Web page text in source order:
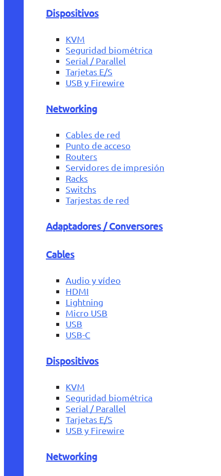
Dispositivos
KVM
Seguridad biométrica
Serial / Parallel
Tarjetas E/S
USB y Firewire
Networking
Cables de red
Punto de acceso
Routers
Servidores de impresión
Racks
Switchs
Tarjestas de red
Adaptadores / Conversores
Cables
Audio y vídeo
HDMI
Lightning
Micro USB
USB
USB-C
Dispositivos
KVM
Seguridad biométrica
Serial / Parallel
Tarjetas E/S
USB y Firewire
Networking